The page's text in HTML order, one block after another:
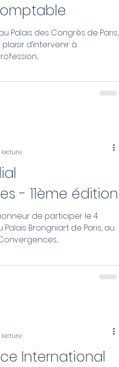
Palais des Congrès de Paris,
d’intervenir à
- 11ème édition
de participer le 4
Brongniart de Paris, au
lecture
International
lecture